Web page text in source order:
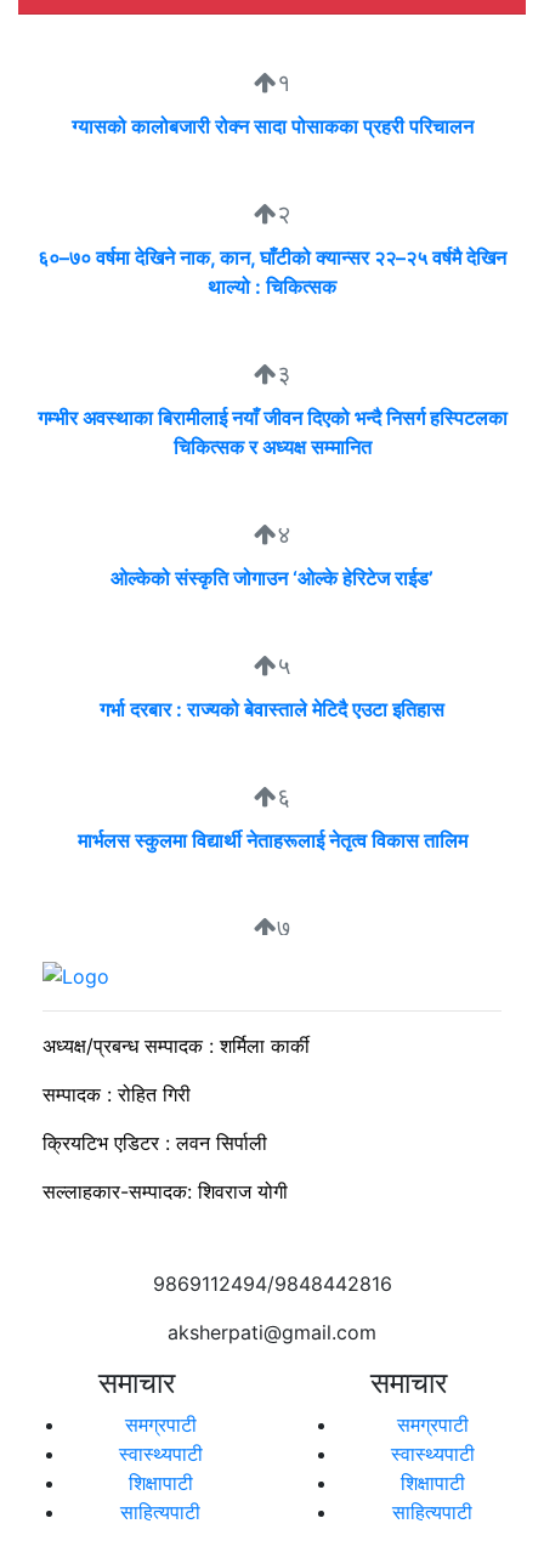
१
ग्यासको कालोबजारी रोक्न सादा पोसाकका प्रहरी परिचालन
२
६०–७० वर्षमा देखिने नाक, कान, घाँटीको क्यान्सर २२–२५ वर्षमै देखिन
थाल्यो : चिकित्सक
३
गम्भीर अवस्थाका बिरामीलाई नयाँ जीवन दिएको भन्दै निसर्ग हस्पिटलका
चिकित्सक र अध्यक्ष सम्मानित
४
ओल्केको संस्कृति जोगाउन ‘ओल्के हेरिटेज राईड’
५
गर्भा दरबार : राज्यको बेवास्ताले मेटिदै एउटा इतिहास
६
मार्भलस स्कुलमा विद्यार्थी नेताहरूलाई नेतृत्व विकास तालिम
७
सुदीप्ता क्यान्सर सर्भाइभर र्याम्प शो : जीवनले मृत्युलाई जितेको उत्सव
अध्यक्ष/प्रबन्ध सम्पादक : शर्मिला कार्की
सम्पादक : रोहित गिरी
क्रियटिभ एडिटर : लवन सिर्पाली
सल्लाहकार-सम्पादक: शिवराज योगी
9869112494/9848442816
aksherpati@gmail.com
समाचार
समग्रपाटी
स्वास्थ्यपाटी
शिक्षापाटी
साहित्यपाटी
समाचार
समग्रपाटी
स्वास्थ्यपाटी
शिक्षापाटी
साहित्यपाटी